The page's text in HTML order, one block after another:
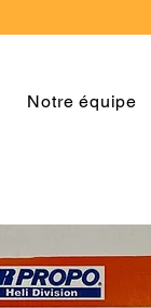
Notre équipe